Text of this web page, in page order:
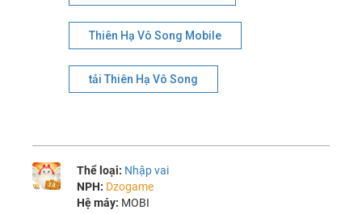
Thiên Hạ Vô Song Mobile
tải Thiên Hạ Vô Song
Thể loại: Nhập vai
NPH: Dzogame
Hệ máy: MOBI